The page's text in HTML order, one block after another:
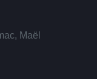
Maël